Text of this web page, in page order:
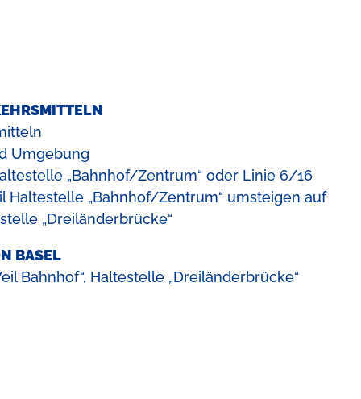
Umgebung
„Bahnhof/Zentrum“ oder Linie 6/16
Haltestelle „Bahnhof/Zentrum“ umsteigen auf
„Dreiländerbrücke“
BASEL
Bahnhof“, Haltestelle „Dreiländerbrücke“